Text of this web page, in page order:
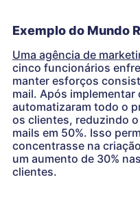
Exemplo do Mundo
Uma agência de
cinco funcionários
manter esforços
mail. Após implementar
automatizaram todo o
os clientes, reduzindo
mails em 50%. Isso
concentrasse na
um aumento de 30%
clientes.